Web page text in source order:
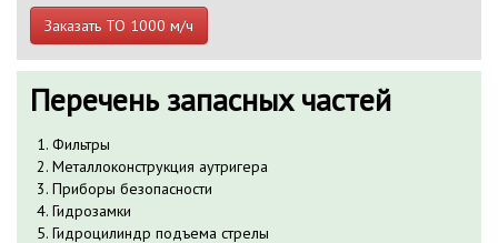
Заказать ТО 1000 м/ч
Перечень запасных частей
Фильтры
Металлоконструкция аутригера
Приборы безопасности
Гидрозамки
Гидроцилиндр подъема стрелы